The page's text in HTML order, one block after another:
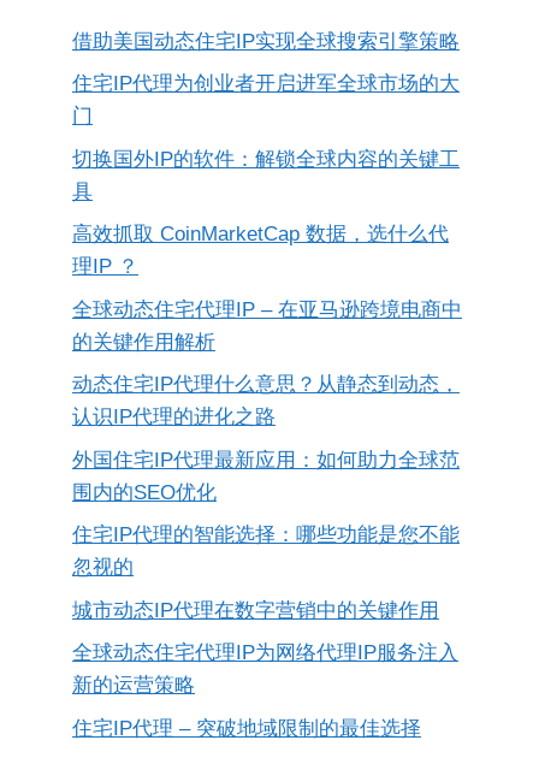
借助美国动态住宅IP实现全球搜索引擎策略
住宅IP代理为创业者开启进军全球市场的大
门
切换国外IP的软件：解锁全球内容的关键工
具
高效抓取 CoinMarketCap 数据，选什么代
理IP ？
全球动态住宅代理IP – 在亚马逊跨境电商中
的关键作用解析
动态住宅IP代理什么意思？从静态到动态，
认识IP代理的进化之路
外国住宅IP代理最新应用：如何助力全球范
围内的SEO优化
住宅IP代理的智能选择：哪些功能是您不能
忽视的
城市动态IP代理在数字营销中的关键作用
全球动态住宅代理IP为网络代理IP服务注入
新的运营策略
住宅IP代理 – 突破地域限制的最佳选择